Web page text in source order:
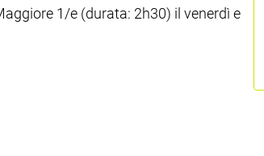
1/e (durata: 2h30) il venerdì e